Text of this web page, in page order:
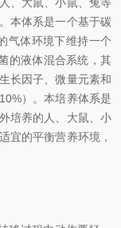
本体系是一个基于碳
气体环境下维持一个
的液体混合系统，其
长因子、微量元素和
）。本培养体系是
培养的人、大鼠、小
宜的平衡营养环境，